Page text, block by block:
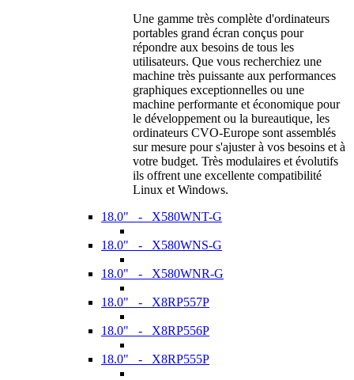
Une gamme très complète d'ordinateurs
portables grand écran conçus pour
répondre aux besoins de tous les
utilisateurs. Que vous recherchiez une
machine très puissante aux performances
graphiques exceptionnelles ou une
machine performante et économique pour
le développement ou la bureautique, les
ordinateurs CVO-Europe sont assemblés
sur mesure pour s'ajuster à vos besoins et à
votre budget. Très modulaires et évolutifs
ils offrent une excellente compatibilité
Linux et Windows.
18.0" - X580WNT-G
18.0" - X580WNS-G
18.0" - X580WNR-G
18.0" - X8RP557P
18.0" - X8RP556P
18.0" - X8RP555P